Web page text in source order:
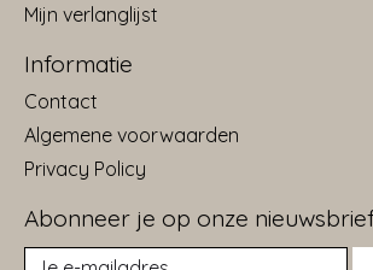
Mijn verlanglijst
Informatie
Contact
Algemene voorwaarden
Privacy Policy
Abonneer je op onze